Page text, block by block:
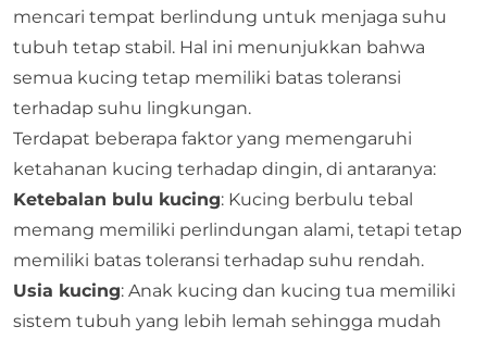
mencari tempat berlindung untuk menjaga suhu
tubuh tetap stabil. Hal ini menunjukkan bahwa
semua kucing tetap memiliki batas toleransi
terhadap suhu lingkungan.
Terdapat beberapa faktor yang memengaruhi
ketahanan kucing terhadap dingin, di antaranya:
Ketebalan bulu kucing: Kucing berbulu tebal
memang memiliki perlindungan alami, tetapi tetap
memiliki batas toleransi terhadap suhu rendah.
Usia kucing: Anak kucing dan kucing tua memiliki
sistem tubuh yang lebih lemah sehingga mudah